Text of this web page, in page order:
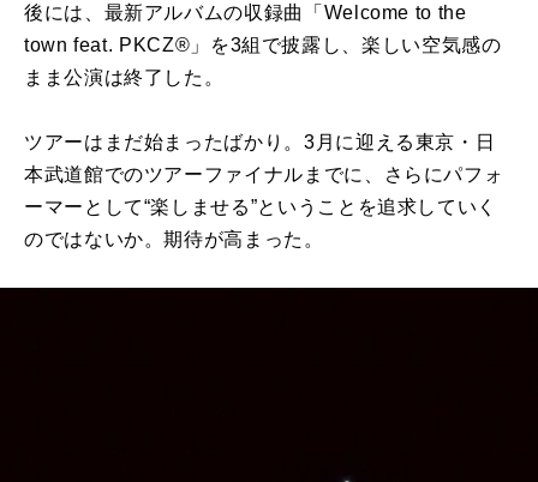
後には、最新アルバムの収録曲「Welcome to the
town feat. PKCZ®︎」を3組で披露し、楽しい空気感の
まま公演は終了した。
ツアーはまだ始まったばかり。3月に迎える東京・日
本武道館でのツアーファイナルまでに、さらにパフォ
ーマーとして“楽しませる”ということを追求していく
のではないか。期待が高まった。